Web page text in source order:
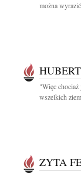
można
"Więc
wszelkich
ZYTA